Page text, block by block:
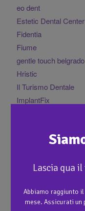
eo dent
Estetic Dental Center
Fidentia
Fiume
gentle touch belgrado
Hristic
Il Turismo Dentale
ImplantFix
Interviste Bucarest
Interviste Malta
italdent tirana
Kalmar
Lascia qua
Abbiamo raggiunto
mese. Assicurati un